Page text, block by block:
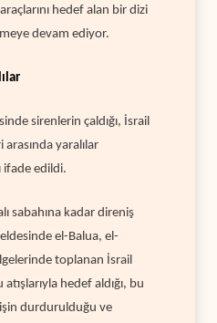
hedef alan bir dizi
devam ediyor.
sirenlerin çaldığı, İsrail
arasında yaralılar
ifade edildi.
sabahına kadar direniş
el-Balua, el-
toplanan İsrail
hedef aldığı, bu
durdurulduğu ve